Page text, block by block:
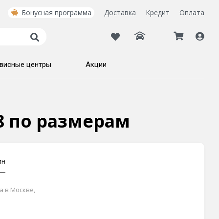
Бонусная программа Доставка Кредит Оплата
центры Акции
по размерам
в Москве,